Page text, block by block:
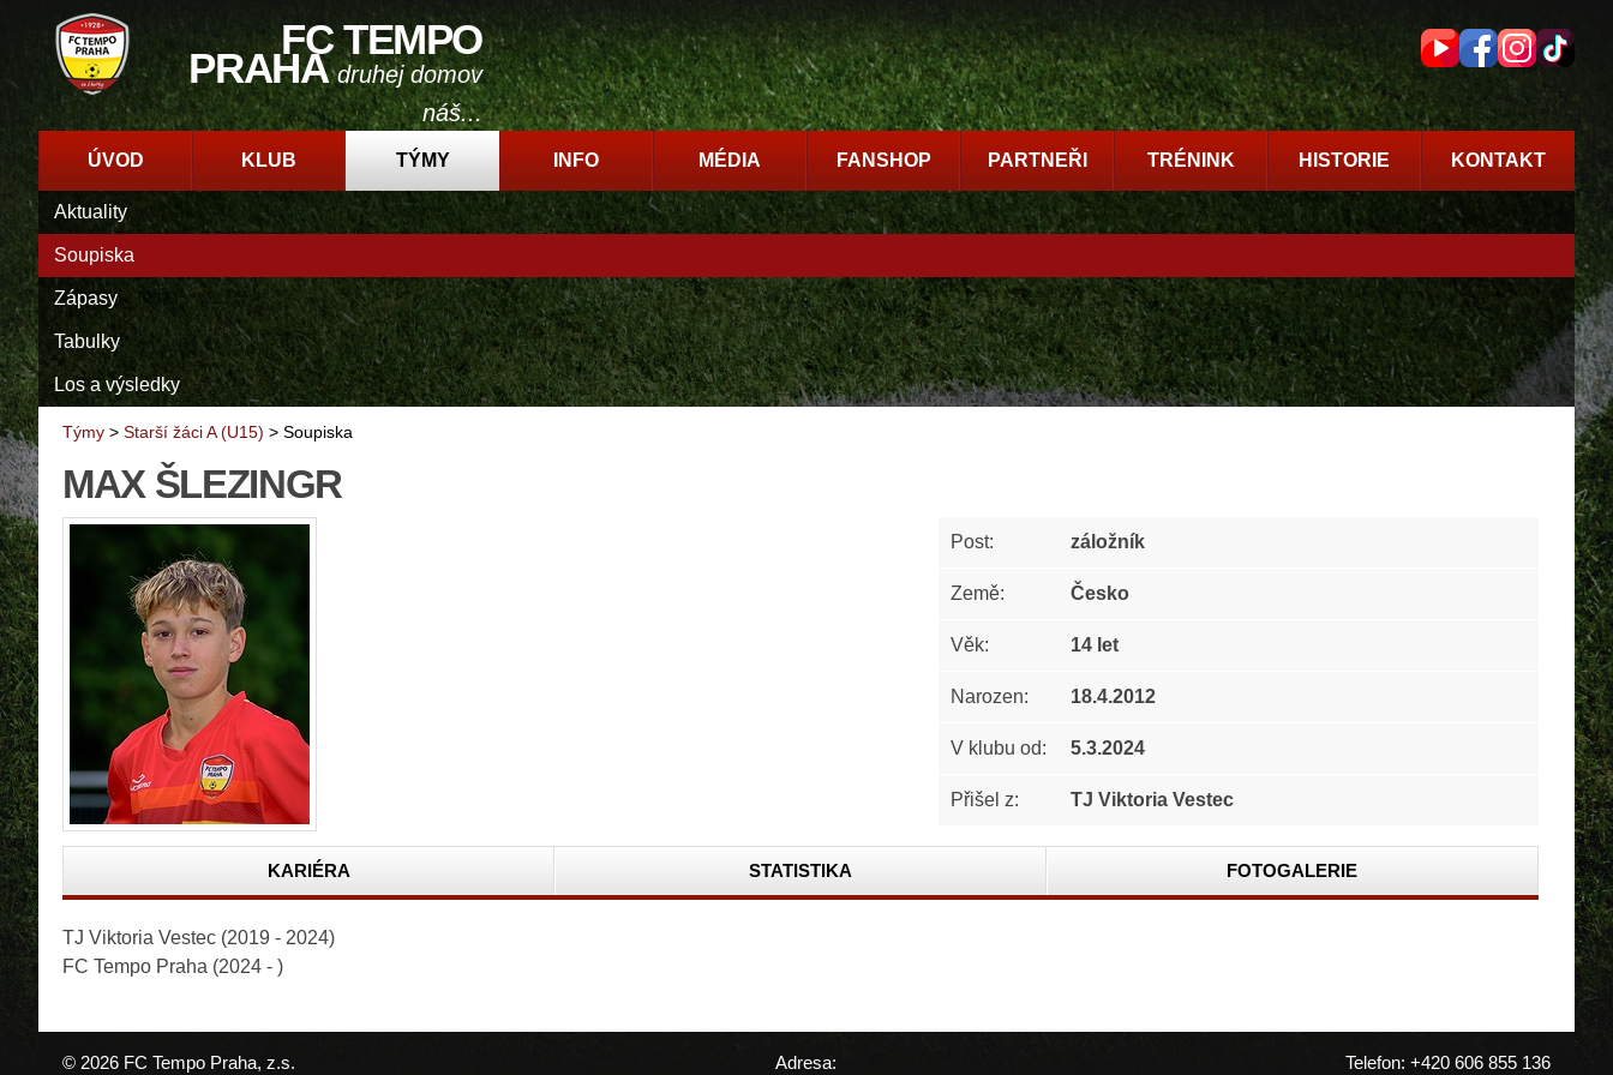
FC TEMPO
PRAHAdruhej domov
náš...
ÚVOD KLUB TÝMY INFO MÉDIA FANSHOP PARTNEŘI TRÉNINK HISTORIE KONTAKT
Aktuality
Soupiska
Zápasy
Tabulky
Los a výsledky
Týmy > Starší žáci A (U15) > Soupiska
MAX ŠLEZINGR
Post: záložník
Země: Česko
Věk: 14 let
Narozen: 18.4.2012
V klubu od: 5.3.2024
Přišel z: TJ Viktoria Vestec
KARIÉRA STATISTIKA FOTOGALERIE
TJ Viktoria Vestec (2019 - 2024)
FC Tempo Praha (2024 - )
© 2026 FC Tempo Praha, z.s. Adresa: Telefon: +420 606 855 136